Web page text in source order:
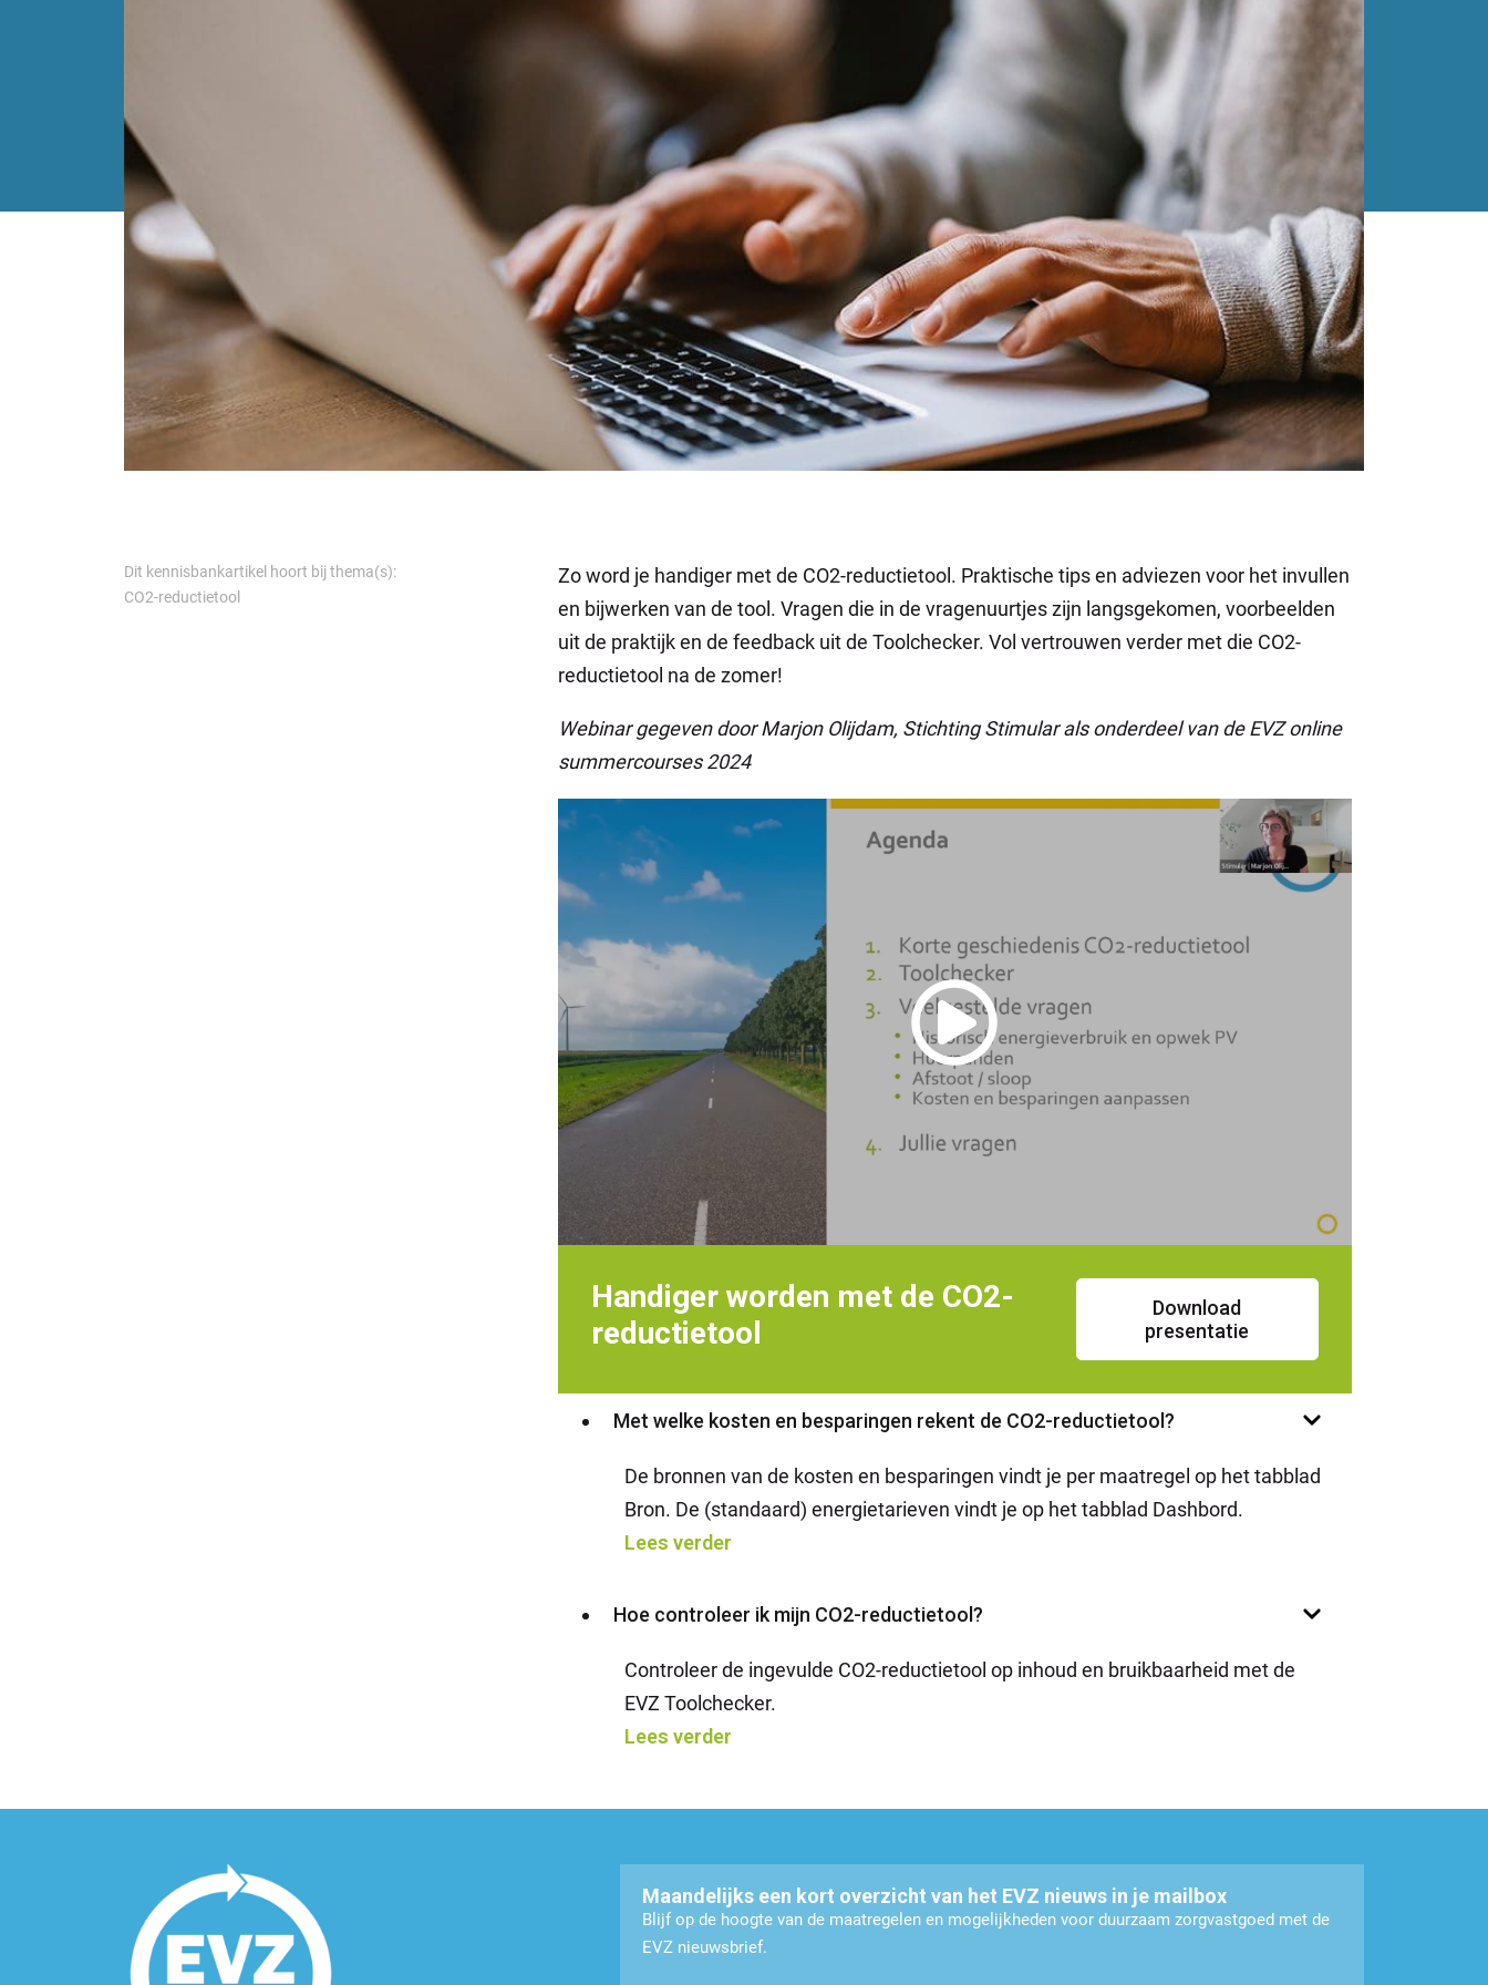
Dit kennisbankartikel hoort bij thema(s):
CO2-reductietool
Zo word je handiger met de CO2-reductietool. Praktische tips en adviezen voor het invullen
en bijwerken van de tool. Vragen die in de vragenuurtjes zijn langsgekomen, voorbeelden
uit de praktijk en de feedback uit de Toolchecker. Vol vertrouwen verder met die CO2-
reductietool na de zomer!
Webinar gegeven door Marjon Olijdam, Stichting Stimular als onderdeel van de EVZ online
summercourses 2024
Handiger worden met de CO2-
reductietool
Download
presentatie
Met welke kosten en besparingen rekent de CO2-reductietool?
De bronnen van de kosten en besparingen vindt je per maatregel op het tabblad
Bron. De (standaard) energietarieven vindt je op het tabblad Dashbord.
Lees verder
Hoe controleer ik mijn ­CO2-reductietool?
Controleer de ingevulde CO2-reductietool op inhoud en bruikbaarheid met de
EVZ Toolchecker.
Lees verder
Maandelijks een kort overzicht van het EVZ nieuws in je mailbox
Blijf op de hoogte van de maatregelen en mogelijkheden voor duurzaam zorgvastgoed met de
EVZ nieuwsbrief.